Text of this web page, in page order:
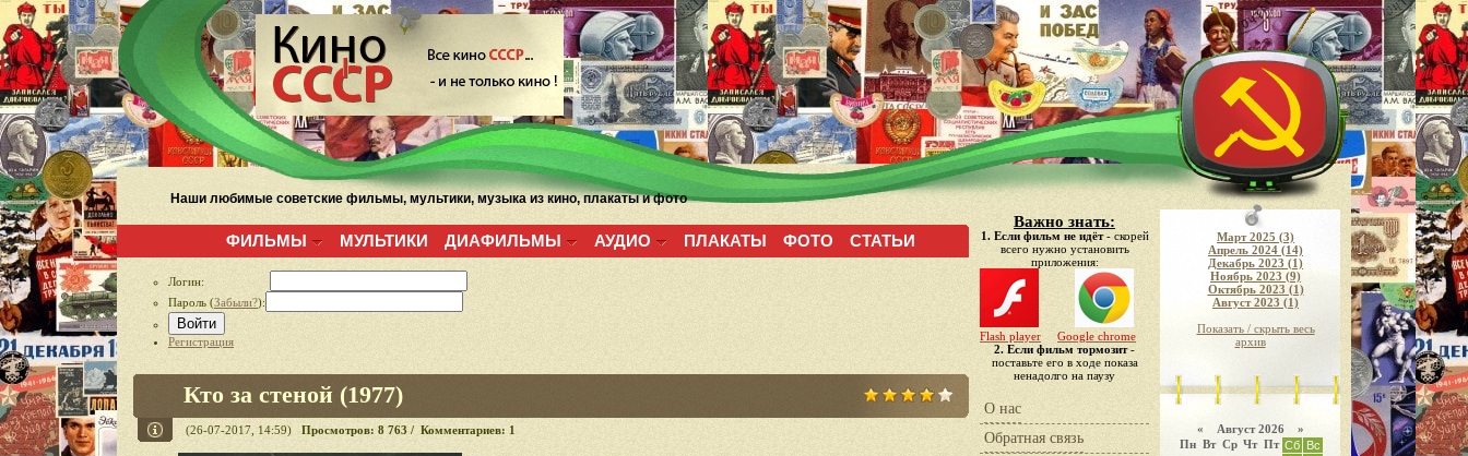
Наши любимые советские фильмы, мультики, музыка из кино, плакаты и фото
ФИЛЬМЫ МУЛЬТИКИ ДИАФИЛЬМЫ АУДИО ПЛАКАТЫ ФОТО СТАТЬИ
Логин:
Пароль (Забыли?):
Войти
Регистрация
Кто за стеной (1977)
(26-07-2017, 14:59) Просмотров: 8 763 / Комментариев: 1
Важно знать:
1. Если фильм не идёт- скорей
всего нужно установить
приложения:
Flash player
Google chrome
2. Если фильм тормозит-
поставьте его в ходе показа
ненадолго на паузу
О нас
Обратная связь
Март 2025 (3)
Апрель 2024 (14)
Декабрь 2023 (1)
Ноябрь 2023 (9)
Октябрь 2023 (1)
Август 2023 (1)
Показать / скрыть весь
архив
« Август 2026 »
Пн Вт Ср Чт Пт Сб Вс